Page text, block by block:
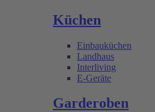
Küchen
Einbauküchen
Landhaus
Interliving
E-Geräte
Garderoben